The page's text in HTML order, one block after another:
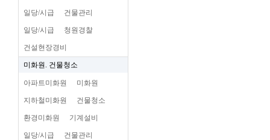
일당/시급 건물관리
일당/시급 청원경찰
건설현장경비
미화원. 건물청소
아파트미화원 미화원
지하철미화원 건물청소
환경미화원 기계설비
일당/시급 건물관리